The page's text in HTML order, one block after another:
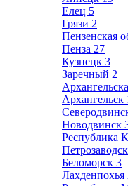
Елец 5
Грязи 2
Пензенская
Пенза 27
Кузнецк 3
Заречный 2
Архангельск
Новодвинск
Республика
Петрозаводск
Беломорск 3
Лахденпохья